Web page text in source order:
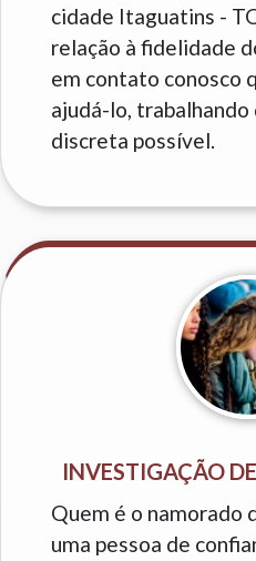
cidade Itaguatins -
relação à fidelidade
em contato conosco
ajudá-lo, trabalhando
discreta possível.
INVESTIGAÇÃO
Quem é o namorado
uma pessoa de